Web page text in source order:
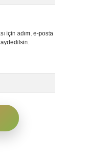
için adım, e-posta